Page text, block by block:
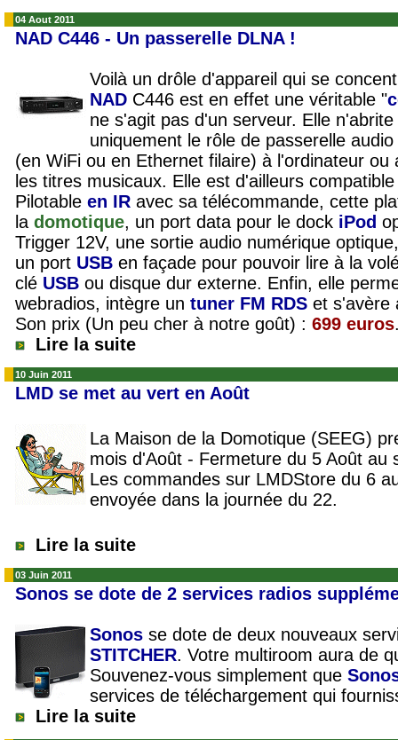
04 Aout 2011
NAD C446 - Un passerelle DLNA !
Voilà un drôle d'appareil qui se
NAD C446 est en effet une véritable "
ne s'agit pas d'un serveur. Elle
uniquement le rôle de passerelle
(en WiFi ou en Ethernet filaire) à l'ordinateur
les titres musicaux. Elle est d'ailleurs
Pilotable en IR avec sa télécommande, cette
la domotique, un port data pour le dock iPod
Trigger 12V, une sortie audio numérique
un port USB en façade pour pouvoir lire à la
clé USB ou disque dur externe. Enfin, elle
webradios, intègre un tuner FM RDS et s'avère
Son prix (Un peu cher à notre goût) : 699 euros
Lire la suite
10 Juin 2011
LMD se met au vert en Août
La Maison de la Domotique (SEEG)
mois d'Août - Fermeture du 5 Août au
Les commandes sur LMDStore du 6
envoyée dans la journée du 22.
Lire la suite
03 Juin 2011
Sonos se dote de 2 services radios
Sonos se dote de deux nouveaux
STITCHER. Votre multiroom aura de
Souvenez-vous simplement que
services de téléchargement qui
Lire la suite